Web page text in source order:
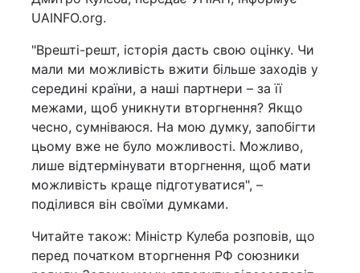
UAINFO.org.
"Врешті-решт, історія дасть свою оцінку. Чи
мали ми можливість вжити більше заходів у
середині країни, а наші партнери – за її
межами, щоб уникнути вторгнення? Якщо
чесно, сумніваюся. На мою думку, запобігти
цьому вже не було можливості. Можливо,
лише відтермінувати вторгнення, щоб мати
можливість краще підготуватися", –
поділився він своїми думками.
Читайте також: Міністр Кулеба розповів, що
перед початком вторгнення РФ союзники